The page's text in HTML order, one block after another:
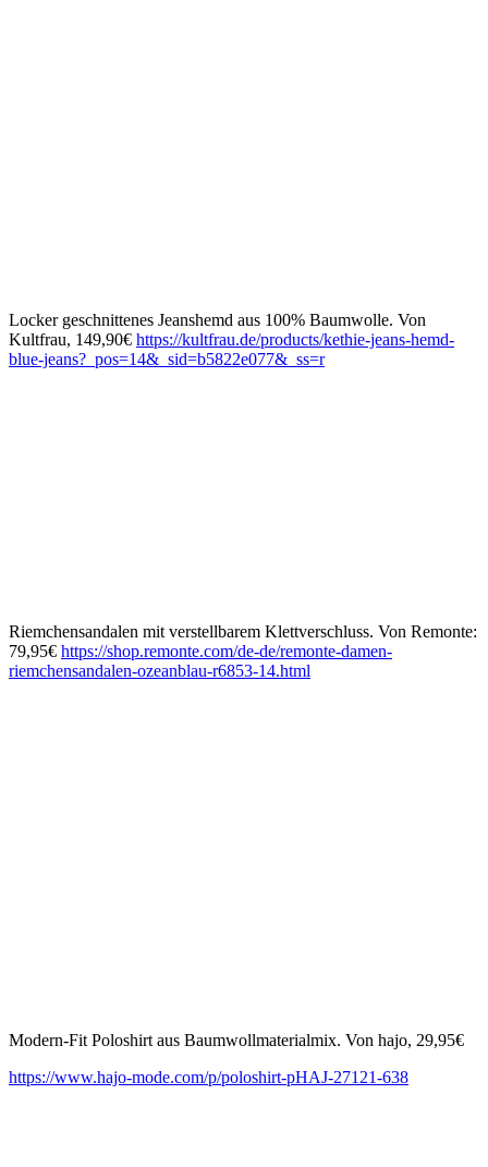
Locker geschnittenes Jeanshemd aus 100% Baumwolle. Von
Kultfrau, 149,90€ https://kultfrau.de/products/kethie-jeans-hemd-
blue-jeans?_pos=14&_sid=b5822e077&_ss=r
Riemchensandalen mit verstellbarem Klettverschluss. Von Remonte:
79,95€ https://shop.remonte.com/de-de/remonte-damen-
riemchensandalen-ozeanblau-r6853-14.html
Modern-Fit Poloshirt aus Baumwollmaterialmix. Von hajo, 29,95€
https://www.hajo-mode.com/p/poloshirt-pHAJ-27121-638